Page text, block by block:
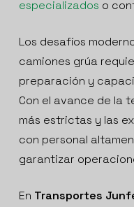
especializados o
Los desafíos
camiones grúa
preparación y
Con el avance de la
más estrictas y las
con personal
garantizar
En Transportes